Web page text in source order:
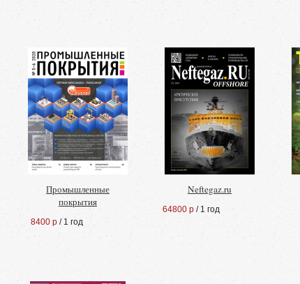
Промышленные
покрытия
8400 р / 1 год
Neftegaz.ru
64800 р / 1 год